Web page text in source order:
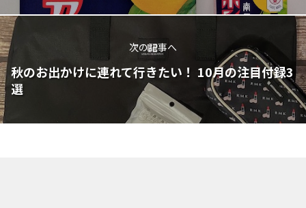
次の記事へ
秋のお出かけに連れて行きたい！ 10月の注目付録3
選